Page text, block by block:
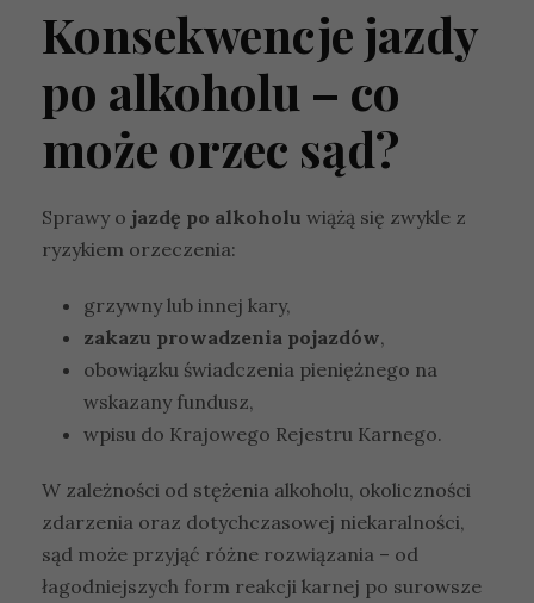
Konsekwencje jazdy
po alkoholu – co
może orzec sąd?
Sprawy o jazdę po alkoholu wiążą się zwykle z
ryzykiem orzeczenia:
grzywny lub innej kary,
zakazu prowadzenia pojazdów,
obowiązku świadczenia pieniężnego na
wskazany fundusz,
wpisu do Krajowego Rejestru Karnego.
W zależności od stężenia alkoholu, okoliczności
zdarzenia oraz dotychczasowej niekaralności,
sąd może przyjąć różne rozwiązania – od
łagodniejszych form reakcji karnej po surowsze